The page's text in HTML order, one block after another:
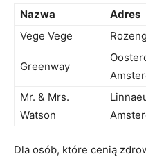
Nazwa Adres
Vege ⁣Vege
Greenway
Mr. & Mrs.
Watson
Dla osób, które cenią